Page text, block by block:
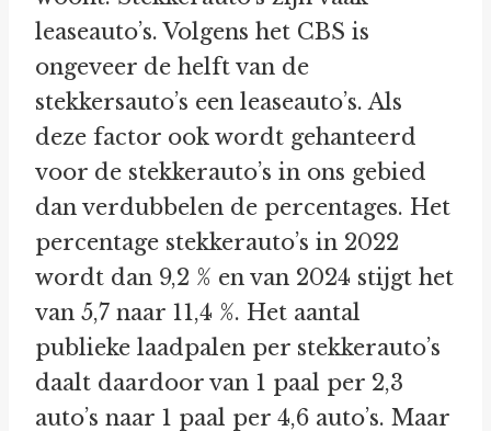
leaseauto’s. Volgens het CBS is
ongeveer de helft van de
stekkersauto’s een leaseauto’s. Als
deze factor ook wordt gehanteerd
voor de stekkerauto’s in ons gebied
dan verdubbelen de percentages. Het
percentage stekkerauto’s in 2022
wordt dan 9,2 % en van 2024 stijgt het
van 5,7 naar 11,4 %. Het aantal
publieke laadpalen per stekkerauto’s
daalt daardoor van 1 paal per 2,3
auto’s naar 1 paal per 4,6 auto’s. Maar